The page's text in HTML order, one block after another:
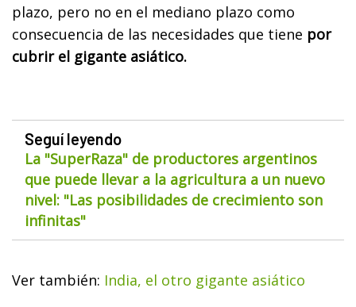
plazo, pero no en el mediano plazo como
consecuencia de las necesidades que tiene por
cubrir el gigante asiático.
Seguí leyendo
La "SuperRaza" de productores argentinos
que puede llevar a la agricultura a un nuevo
nivel: "Las posibilidades de crecimiento son
infinitas"
Ver también: India, el otro gigante asiático